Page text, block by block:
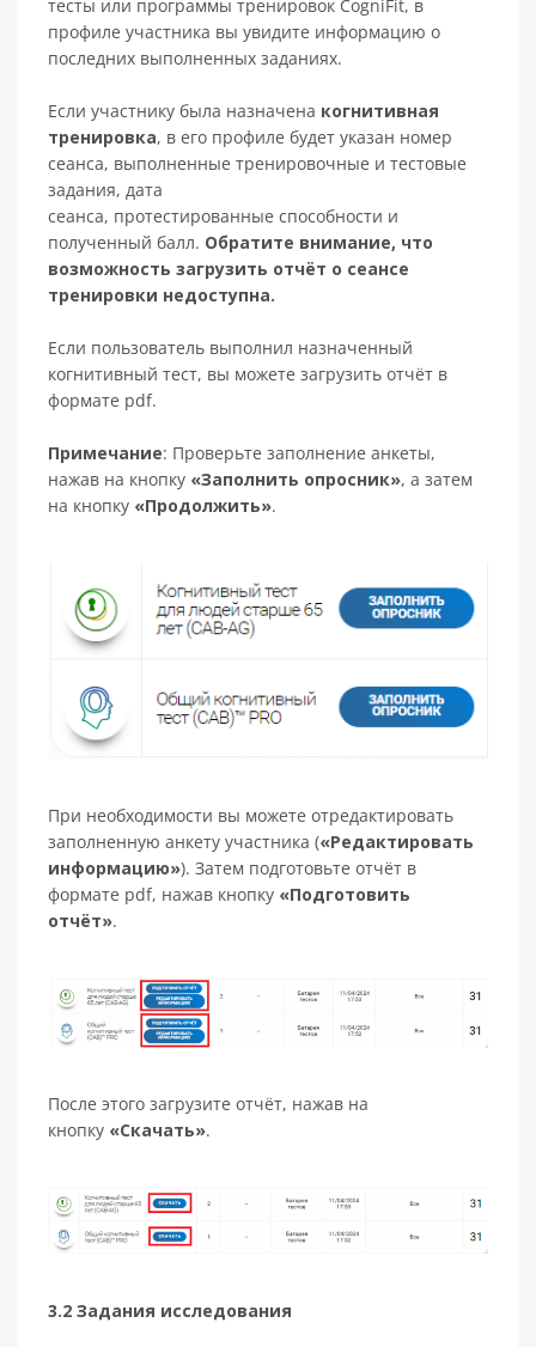
тесты или программы тренировок CogniFit, в
профиле участника вы увидите информацию о
последних выполненных заданиях.
Если участнику была назначена когнитивная
тренировка, в его профиле будет указан номер
сеанса, выполненные тренировочные и тестовые
задания, дата
сеанса, протестированные способности и
полученный балл. Обратите внимание, что
возможность загрузить отчёт о сеансе
тренировки недоступна.
Если пользователь выполнил назначенный
когнитивный тест, вы можете загрузить отчёт в
формате pdf.
Примечание: Проверьте заполнение анкеты,
нажав на кнопку «Заполнить опросник», а затем
на кнопку «Продолжить».
При необходимости вы можете отредактировать
заполненную анкету участника («Редактировать
информацию»). Затем подготовьте отчёт в
формате pdf, нажав кнопку «Подготовить
отчёт».
После этого загрузите отчёт, нажав на
кнопку «Скачать».
3.2 Задания исследования